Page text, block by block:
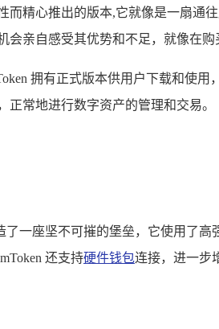
精心推出的版本,它就像是一扇
亲自感受其优势和不足，就像在购
拥有正式版本供用户下载和使
常地进行数字资产的管理和交易。
一座坚不可摧的堡垒，它使用了
还支持硬件钱包连接，进一步